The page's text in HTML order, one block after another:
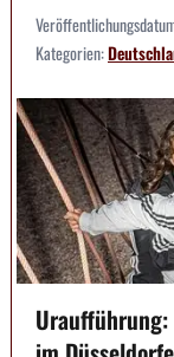
Kategorien:
Uraufführung: